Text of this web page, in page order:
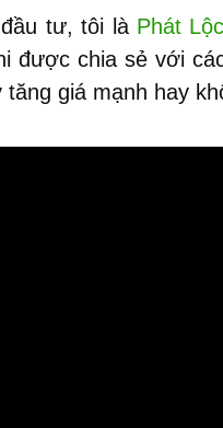
tư, tôi là Phát Lộc
được chia sẻ với
giá mạnh hay